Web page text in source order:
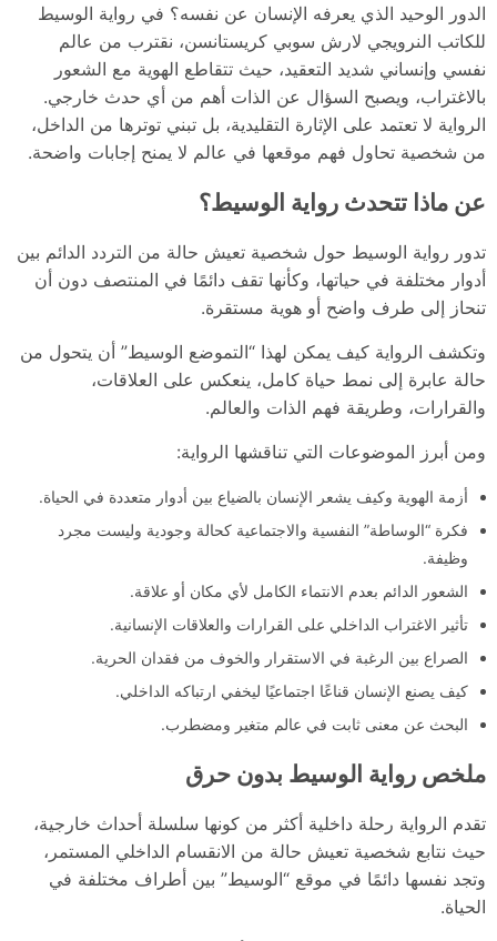
الدور الوحيد الذي يعرفه الإنسان عن نفسه؟ في رواية الوسيط
للكاتب النرويجي لارش سوبي كريستانسن، نقترب من عالم
نفسي وإنساني شديد التعقيد، حيث تتقاطع الهوية مع الشعور
بالاغتراب، ويصبح السؤال عن الذات أهم من أي حدث خارجي.
الرواية لا تعتمد على الإثارة التقليدية، بل تبني توترها من الداخل،
من شخصية تحاول فهم موقعها في عالم لا يمنح إجابات واضحة.
عن ماذا تتحدث رواية الوسيط؟
تدور رواية الوسيط حول شخصية تعيش حالة من التردد الدائم بين
أدوار مختلفة في حياتها، وكأنها تقف دائمًا في المنتصف دون أن
تنحاز إلى طرف واضح أو هوية مستقرة.
وتكشف الرواية كيف يمكن لهذا “التموضع الوسيط” أن يتحول من
حالة عابرة إلى نمط حياة كامل، ينعكس على العلاقات،
والقرارات، وطريقة فهم الذات والعالم.
ومن أبرز الموضوعات التي تناقشها الرواية:
أزمة الهوية وكيف يشعر الإنسان بالضياع بين أدوار متعددة في الحياة.
فكرة “الوساطة” النفسية والاجتماعية كحالة وجودية وليست مجرد
وظيفة.
الشعور الدائم بعدم الانتماء الكامل لأي مكان أو علاقة.
تأثير الاغتراب الداخلي على القرارات والعلاقات الإنسانية.
الصراع بين الرغبة في الاستقرار والخوف من فقدان الحرية.
كيف يصنع الإنسان قناعًا اجتماعيًا ليخفي ارتباكه الداخلي.
البحث عن معنى ثابت في عالم متغير ومضطرب.
ملخص رواية الوسيط بدون حرق
تقدم الرواية رحلة داخلية أكثر من كونها سلسلة أحداث خارجية،
حيث نتابع شخصية تعيش حالة من الانقسام الداخلي المستمر،
وتجد نفسها دائمًا في موقع “الوسيط” بين أطراف مختلفة في
الحياة.